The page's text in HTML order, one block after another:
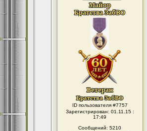
ID пользователя #7757
Зарегистрирован: 01.11.15 :
17:49
Сообщений: 5210